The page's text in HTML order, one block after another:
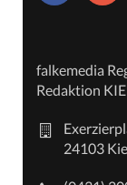
falkemedia
Redaktion
24103